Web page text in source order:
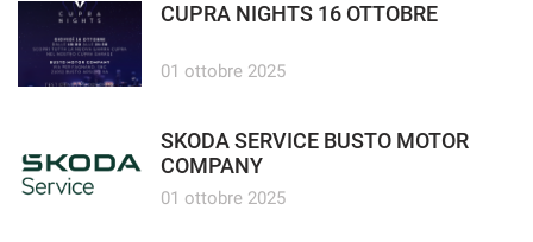
CUPRA NIGHTS 16 OTTOBRE
01 ottobre 2025
SKODA SERVICE BUSTO MOTOR
COMPANY
01 ottobre 2025